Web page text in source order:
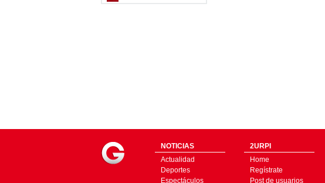
NOTICIAS
Actualidad
Deportes
Espectáculos
2URPI
Home
Regístrate
Post de usuarios